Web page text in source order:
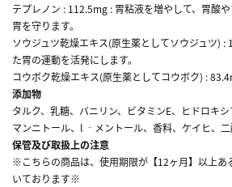
テプレノン : 112.5mg : 胃粘液を増やして、胃酸
胃を守ります。
ソウジュツ乾燥エキス(原生薬としてソウジュツ) :
た胃の運動を活発にします。
コウボク乾燥エキス(原生薬としてコウボク) :
添加物
タルク、乳糖、バニリン、ビタミンE、ヒドロキ
マンニトール、l ‐メントール、香料、ケイヒ、
保管及び取扱上の注意
※こちらの商品は、使用期限が【12ヶ月】以上あ
いております※